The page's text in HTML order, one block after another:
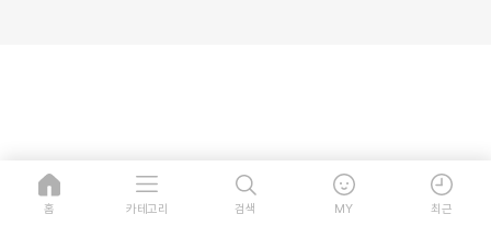
홈 카테고리 검색 MY 최근